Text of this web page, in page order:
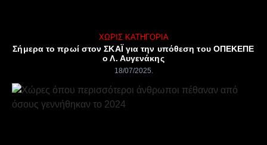
ΧΩΡΊΣ ΚΑΤΗΓΟΡΊΑ
Σήμερα το πρωί στον ΣΚΑΪ για την υπόθεση του ΟΠΕΚΕΠΕ
ο Λ. Αυγενάκης
18/07/2025